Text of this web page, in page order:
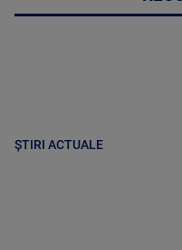
ȘTIRI ACTUALE